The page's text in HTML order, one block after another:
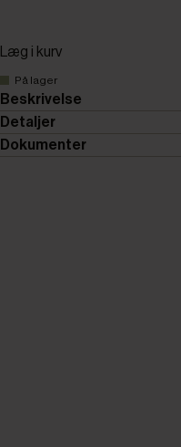
Læg i kurv
På lager
Beskrivelse
Detaljer
Dokumenter